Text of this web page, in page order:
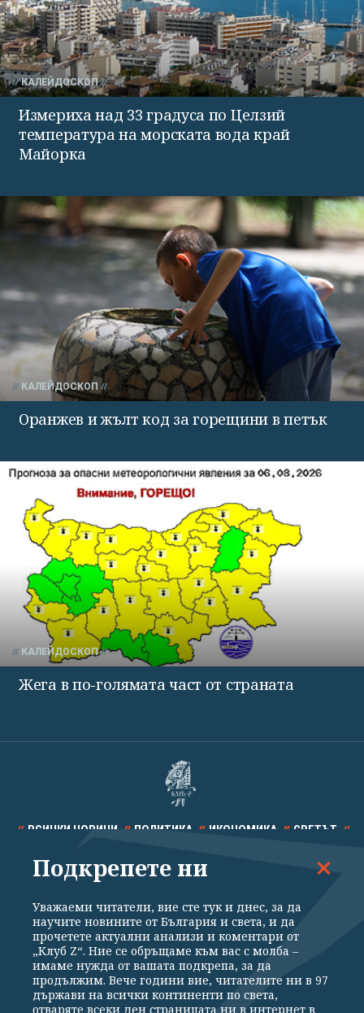
КАЛЕЙДОСКОП
Измериха над 33 градуса по Целзий
температура на морската вода край
Майорка
КАЛЕЙДОСКОП
Оранжев и жълт код за горещини в петък
КАЛЕЙДОСКОП
Жега в по-голямата част от страната
ВСИЧКИ НОВИНИ ПОЛИТИКА ИКОНОМИКА СВЕТЪТ
СПОРТ КУЛТУРА ТЕХНОЛОГИИ КАЛЕЙДОСКОП
Общи условия
Политика за поверителност
Подкрепете ни
Уважаеми читатели, вие сте тук и днес, за да
научите новините от България и света, и да
прочетете актуални анализи и коментари от
„Клуб Z“. Ние се обръщаме към вас с молба –
имаме нужда от вашата подкрепа, за да
продължим. Вече години вие, читателите ни в 97
държави на всички континенти по света,
отваряте всеки ден страницата ни в интернет в